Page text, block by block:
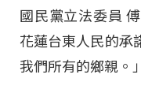
國民黨立法委員
花蓮台東人民的承
我們所有的鄉親。」